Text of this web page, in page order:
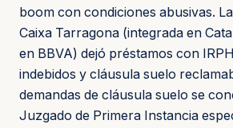
boom con condiciones abusivas.
Caixa Tarragona (integrada en
en BBVA) dejó préstamos con
indebidos y cláusula suelo
demandas de cláusula suelo se
Juzgado de Primera Instancia